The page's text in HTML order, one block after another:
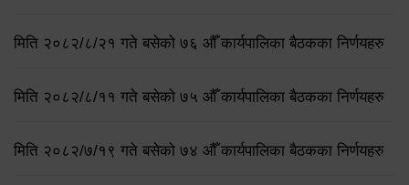
मिति २०८२/८/२१ गते बसेको ७६ औँ कार्यपालिका बैठकका निर्णयहरु
मिति २०८२/८/११ गते बसेको ७५ औँ कार्यपालिका बैठकका निर्णयहरु
मिति २०८२/७/१९ गते बसेको ७४ औँ कार्यपालिका बैठकका निर्णयहरु